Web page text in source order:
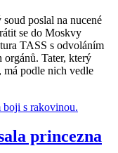
poslal na nucené
se do Moskvy
TASS s odvoláním
orgánů. Tater, který
podle nich vedle
princezna